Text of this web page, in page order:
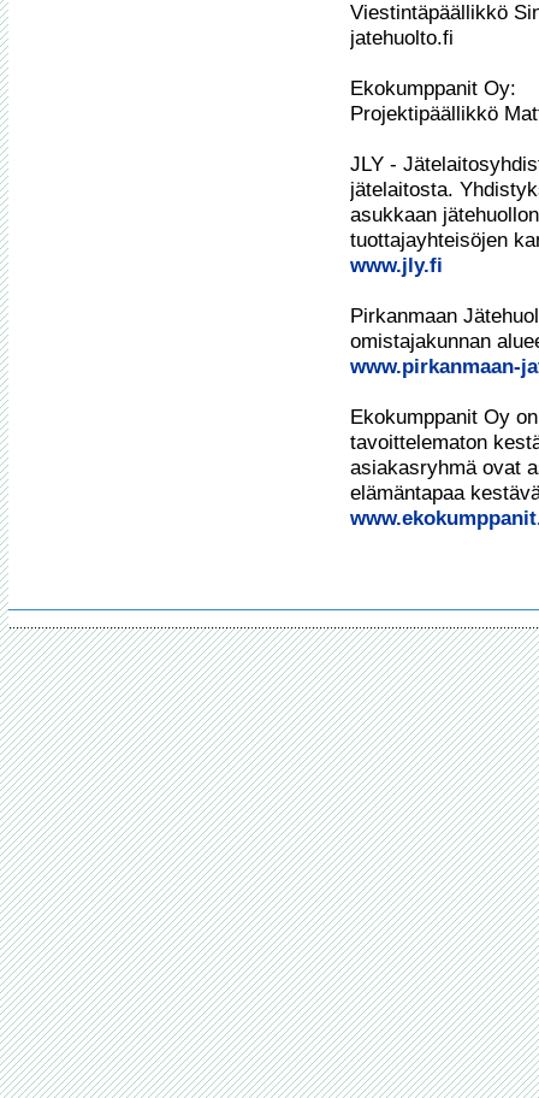
Viestintäpäällikkö
jatehuolto.fi
Ekokumppanit Oy:
Projektipäällikkö
JLY -
jätelaitosta.
asukkaan
www.jly.fi
Pirkanmaan
www.pirkanmaan-
Ekokumppanit Oy
tavoittelematon
asiakasryhmä ovat